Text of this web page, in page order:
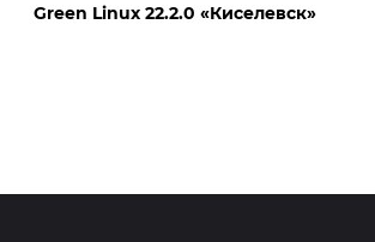
Green Linux 22.2.0 «Киселевск»